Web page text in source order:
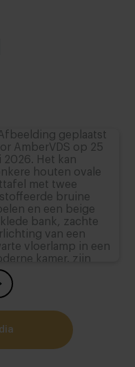
te vergeten, we
op maat!